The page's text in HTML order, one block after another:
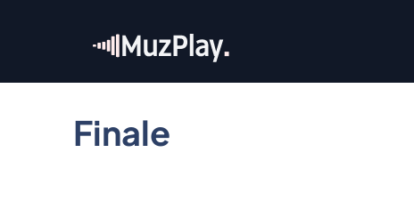
conteúdo
Finale